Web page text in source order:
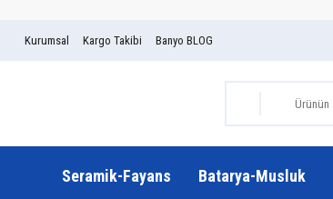
Kurumsal Kargo Takibi Banyo BLOG
Seramik-Fayans Batarya-Musluk